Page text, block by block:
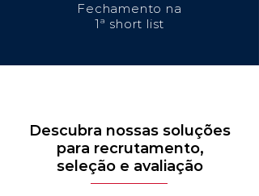
Fechamento na
1ª short list
Descubra nossas soluções
para recrutamento,
seleção e avaliação